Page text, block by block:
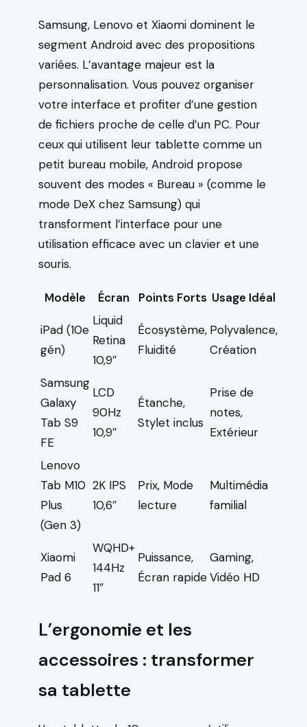
Samsung, Lenovo et Xiaomi dominent le
segment Android avec des propositions
variées. L’avantage majeur est la
personnalisation. Vous pouvez organiser
votre interface et profiter d’une gestion
de fichiers proche de celle d’un PC. Pour
ceux qui utilisent leur tablette comme un
petit bureau mobile, Android propose
souvent des modes « Bureau » (comme le
mode DeX chez Samsung) qui
transforment l’interface pour une
utilisation efficace avec un clavier et une
souris.
Modèle Écran Points Forts Usage Idéal
iPad (10e
gén)
Liquid
Retina
10,9″
Écosystème,
Fluidité
Polyvalence,
Création
Samsung
Galaxy
Tab S9
FE
LCD
90Hz
10,9″
Étanche,
Stylet inclus
Prise de
notes,
Extérieur
Lenovo
Tab M10
Plus
(Gen 3)
2K IPS
10,6″
Prix, Mode
lecture
Multimédia
familial
Xiaomi
Pad 6
WQHD+
144Hz
11″
Puissance,
Écran rapide
Gaming,
Vidéo HD
L’ergonomie et les
accessoires : transformer
sa tablette